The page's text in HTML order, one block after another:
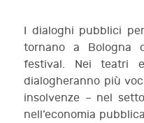
I dialoghi pubblici
tornano a Bologna
festival. Nei teatri
dialogheranno più
insolvenze – nel
nell’economia